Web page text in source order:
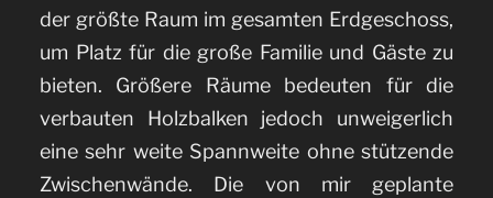
der größte Raum im gesamten Erdgeschoss,
um Platz für die große Familie und Gäste zu
bieten. Größere Räume bedeuten für die
verbauten Holzbalken jedoch unweigerlich
eine sehr weite Spannweite ohne stützende
Zwischenwände. Die von mir geplante